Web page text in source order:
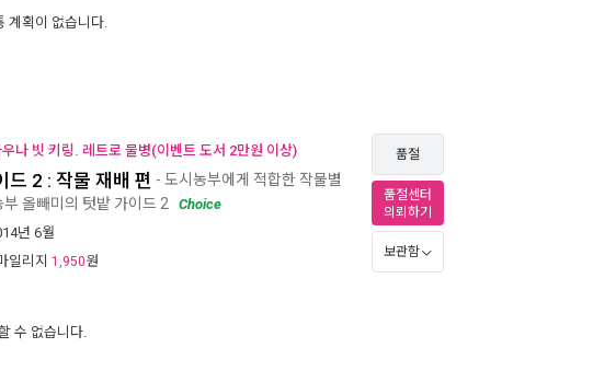
계획이 없습니다.
나 빗 키링. 레트로 물병(이벤트 도서 2만원 이상)
드 2 : 작물 재배 편 - 도시농부에게 적합한 작물별
부 올빼미의 텃밭 가이드 2
Choice
년 6월
일리지 1,950원
수 없습니다.
품절
품절센터
의뢰하기
보관함